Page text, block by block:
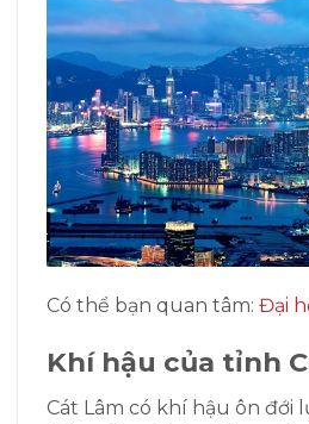
Có thể bạn quan tâm: Đại
Khí hậu của tỉnh
Cát Lâm có khí hậu ôn đới